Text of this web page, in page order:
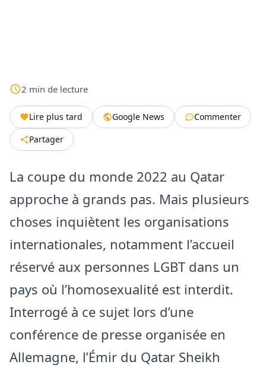
2 min de lecture
Lire plus tard Google News
Commenter
Partager
La coupe du monde 2022 au Qatar
approche à grands pas. Mais plusieurs
choses inquiètent les organisations
internationales, notamment l’accueil
réservé aux personnes LGBT dans un
pays où l’homosexualité est interdit.
Interrogé à ce sujet lors d’une
conférence de presse organisée en
Allemagne, l’Émir du Qatar Sheikh